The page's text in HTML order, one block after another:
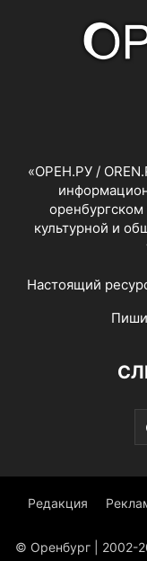
«ОРЕН.РУ /
культурной и
Настоящий
Редакция
© Оренбург | 2002-